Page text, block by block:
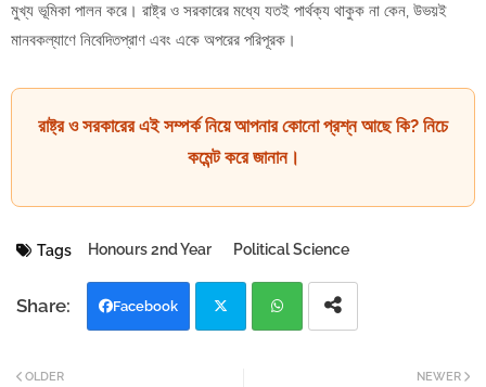
মুখ্য ভূমিকা পালন করে। রাষ্ট্র ও সরকারের মধ্যে যতই পার্থক্য থাকুক না কেন, উভয়ই
মানবকল্যাণে নিবেদিতপ্রাণ এবং একে অপরের পরিপূরক।
রাষ্ট্র ও সরকারের এই সম্পর্ক নিয়ে আপনার কোনো প্রশ্ন আছে কি? নিচে
কমেন্ট করে জানান।
Tags Honours 2nd Year Political Science
Facebook
NEWER
OLDER